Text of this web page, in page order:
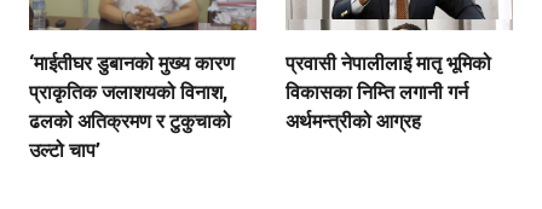
‘माईतीघर डुबानको मुख्य कारण
प्राकृतिक जलाशयको विनाश,
ढलको अतिक्रमण र टुकुचाको
उल्टो चाप’
प्रवासी नेपालीलाई मातृ भूमिको
विकासका निम्ति लगानी गर्न
अर्थमन्त्रीको आग्रह